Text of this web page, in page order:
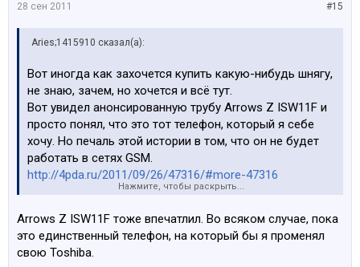
#15
28 сен 2011
Aries;1415910 сказал(а):
Вот иногда как захочется купить какую-нибудь шнягу,
не знаю, зачем, но хочется и всё тут.
Вот увидел анонсированную трубу Arrows Z ISW11F и
просто понял, что это тот телефон, который я себе
хочу. Но печаль этой истории в том, что он не будет
работать в сетях GSM.
http://4pda.ru/2011/09/26/47316/#more-47316
http://gizmodo.com/381663/review-lasonic-i931-ipod-
ghetto-blaster-verdict-awesome
правда, к нему ещё надо будет докупить айпод.
Нажмите, чтобы раскрыть...
Arrows Z ISW11F тоже впечатлил. Во всяком случае, пока
это единственный телефон, на который бы я променял
свою Toshiba.